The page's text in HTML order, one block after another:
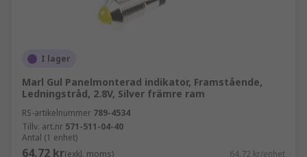
I lager
Marl Gul Panelmonterad indikator, Framstående,
Ledningstråd, 2.8V, Silver främre ram
RS-artikelnummer 789-4534
Tillv. art.nr 571-511-04-40
Antal (1 enhet)
64,72 kr(exkl. moms) 64,72 kr/enhet